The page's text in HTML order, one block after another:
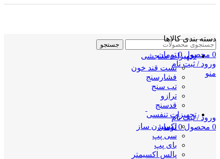
جستجو
0 محصول 0 تومان
ورود / ثبت نام
منو
ورود / ثبت نام
0 محصول 0 تومان
دسته بندی کالاها
تجهیزات سنجشی
تست قند خون
فشارسنج
تب سنج
ترازو
قدسنج
تجهیزات تنفسی
اکسیژن ساز
سی پپ
بای پپ
پالس اکسیمتر